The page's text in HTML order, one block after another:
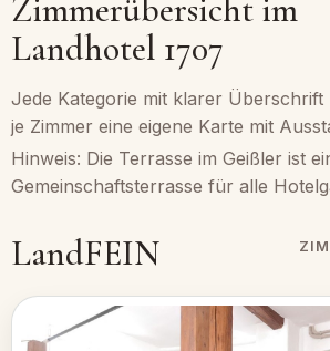
Zimmerübersicht im
Landhotel 1707
Jede Kategorie mit klarer
je Zimmer eine eigene Karte mit
Hinweis: Die Terrasse im Geißler ist
Gemeinschaftsterrasse für alle
LandFEIN